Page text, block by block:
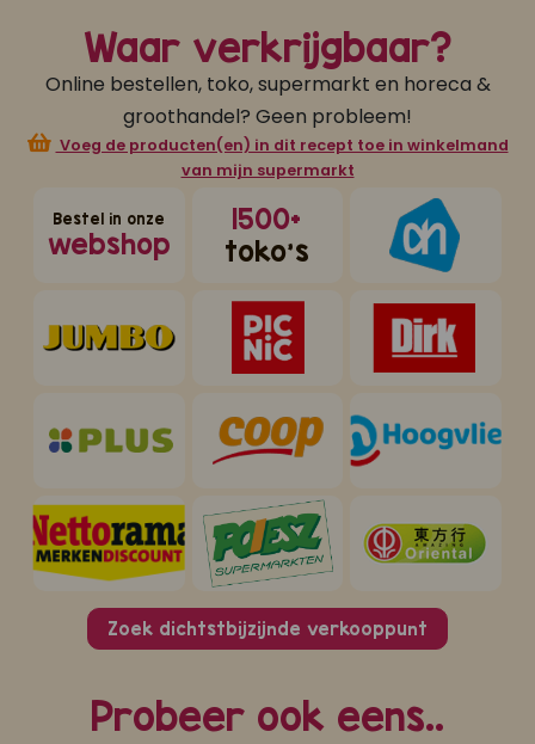
Waar verkrijgbaar?
Online bestellen, toko, supermarkt en horeca &
groothandel? Geen probleem!
Voeg de producten(en) in dit recept toe in winkelmand
van mijn supermarkt
Bestel in onze
webshop
1500+
toko's
Zoek dichtstbijzijnde verkooppunt
Probeer ook eens..